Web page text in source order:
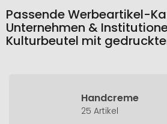
Passende Werbeartikel-
Unternehmen &
Kulturbeutel mit
Handcreme
25 Artikel